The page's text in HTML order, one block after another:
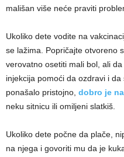
mališan više neće praviti
Ukoliko dete vodite na
se lažima. Popričajte otvoreno
verovatno osetiti mali bol, ali
injekcija pomoći da ozdravi i
ponašalo pristojno, dobro je
neku sitnicu ili omiljeni slatkiš.
Ukoliko dete počne da plače,
na njega i govoriti mu da je